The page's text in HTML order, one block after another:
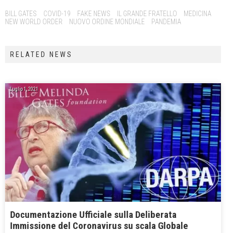
Tags:
BILL GATES COVID-19 FAKE NEWS IL GRANDE FRATELLO
MEDICINA
NEW WORLD ORDER
NUOVO ORDINE MONDIALE PANDEMIA
RELATED NEWS
Luglio 1, 2021
Documentazione Ufficiale sulla Deliberata
Immissione del Coronavirus su scala Globale